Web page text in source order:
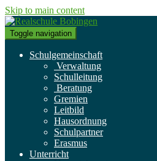
Skip to main content
Toggle navigation
Schulgemeinschaft
Verwaltung
Schulleitung
Beratung
Gremien
Leitbild
Hausordnung
Schulpartner
Erasmus
Unterricht